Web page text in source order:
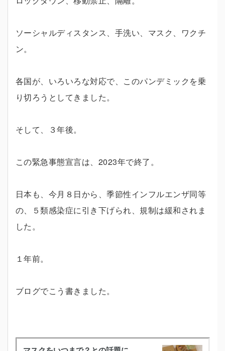
ソーシャルディスタンス、手洗い、マスク、ワクチ
ン。
各国が、いろいろな対応で、このパンデミックを乗
り切ろうとしてきました。
そして、３年後。
この緊急事態宣言は、2023年で終了。
日本も、今月８日から、季節性インフルエンザ同等
の、５類感染症に引き下げられ、規制は緩和されま
した。
１年前。
ブログでこう書きました。